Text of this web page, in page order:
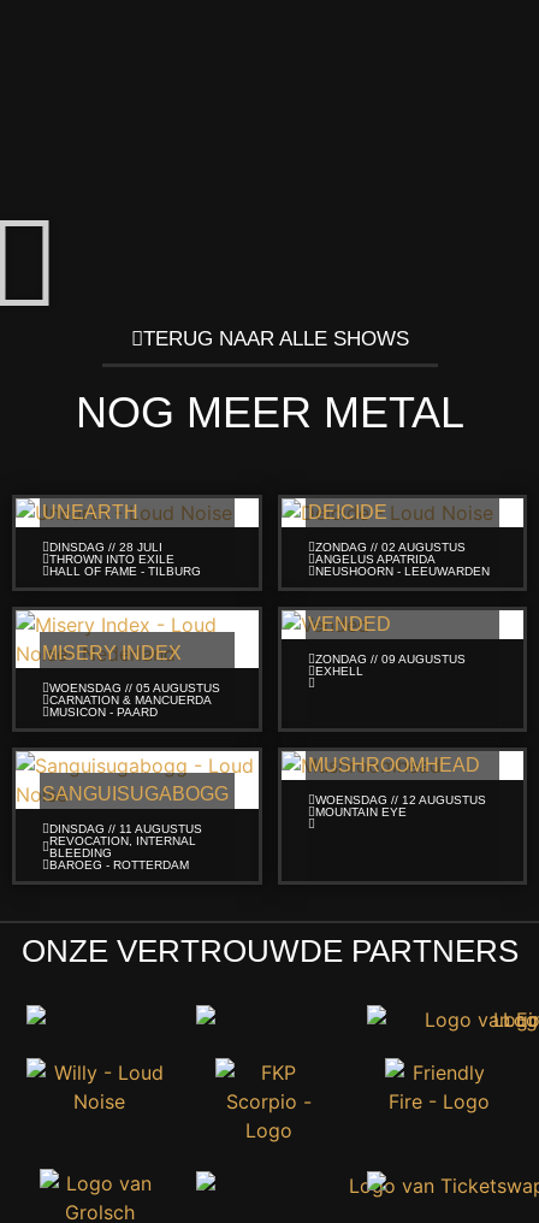
TERUG NAAR ALLE SHOWS
NOG MEER METAL
UNEARTH
DINSDAG // 28 JULI
THROWN INTO EXILE
HALL OF FAME - TILBURG
DEICIDE
ZONDAG // 02 AUGUSTUS
ANGELUS APATRIDA
NEUSHOORN - LEEUWARDEN
MISERY INDEX
WOENSDAG // 05 AUGUSTUS
CARNATION & MANCUERDA
MUSICON - PAARD
VENDED
ZONDAG // 09 AUGUSTUS
EXHELL
SANGUISUGABOGG
DINSDAG // 11 AUGUSTUS
REVOCATION, INTERNAL
BLEEDING
BAROEG - ROTTERDAM
MUSHROOMHEAD
WOENSDAG // 12 AUGUSTUS
MOUNTAIN EYE
ONZE VERTROUWDE PARTNERS